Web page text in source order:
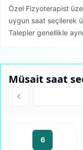
Özel Fizyoterapist
uygun saat seçilerek
Talepler genellikle
Müsait saat
6